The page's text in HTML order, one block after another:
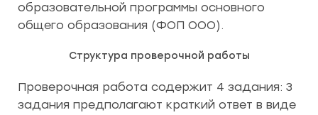
образовательной программы основного
общего образования (ФОП ООО).
Структура проверочной работы
Проверочная работа содержит 4 задания: 3
задания предполагают краткий ответ в виде